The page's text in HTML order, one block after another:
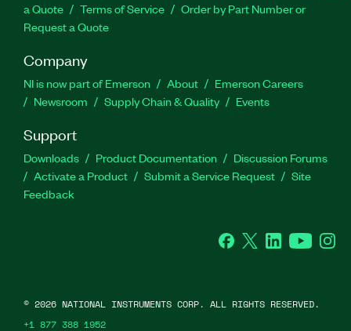
a Quote
Terms of Service
Order by Part Number or
Request a Quote
Company
NI is now part of Emerson About
Emerson Careers
Newsroom
Supply Chain & Quality Events
Support
Downloads Product Documentation
Discussion Forums
Activate a Product
Submit a Service Request
Site
Feedback
Facebook
Twitter LinkedInYouTube
© 2026 NATIONAL INSTRUMENTS CORP. ALL RIGHTS RESERVED.
+1 877 388 1952